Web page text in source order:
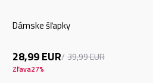
Dámske šľapky
28,99EUR 39,99EUR
Zľava27%